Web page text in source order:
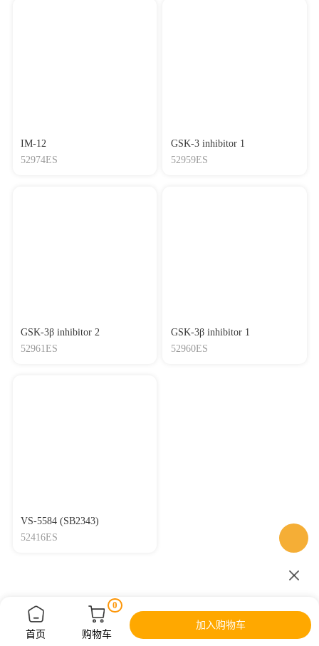
IM-12
52974ES
GSK-3 inhibitor 1
52959ES
GSK-3β inhibitor 2
52961ES
GSK-3β inhibitor 1
52960ES
VS-5584 (SB2343)
52416ES
首页 购物车
0
加入购物车